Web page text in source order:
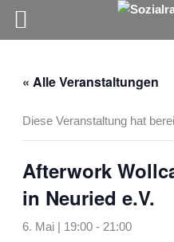
springen« Alle Veranstaltungen
Diese Veranstaltung hat
Afterwork
in Neuried e.V.
6. Mai | 19:00- 21:00